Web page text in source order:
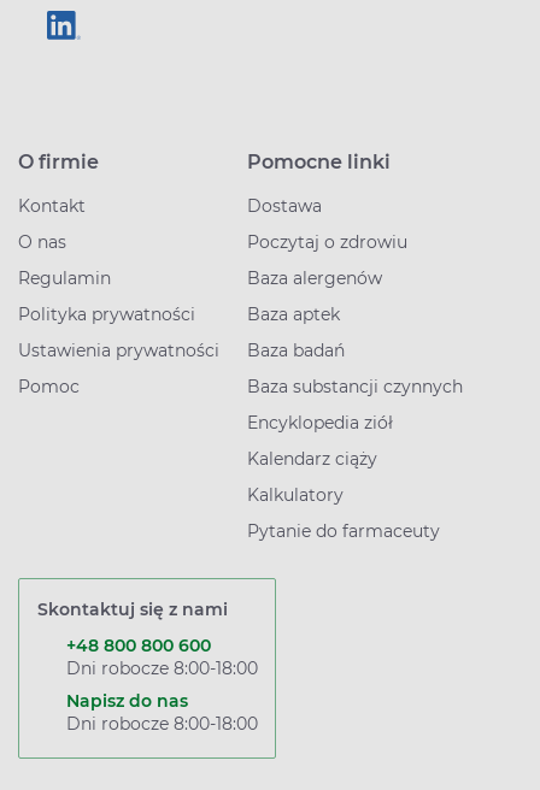
O firmie
Kontakt
O nas
Regulamin
Polityka prywatności
Ustawienia prywatności
Pomoc
Pomocne linki
Dostawa
Poczytaj o zdrowiu
Baza alergenów
Baza aptek
Baza badań
Baza substancji czynnych
Encyklopedia ziół
Kalendarz ciąży
Kalkulatory
Pytanie do farmaceuty
Skontaktuj się z nami
+48 800 800 600
Dni robocze 8:00-18:00
Napisz do nas
Dni robocze 8:00-18:00